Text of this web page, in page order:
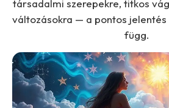
társadalmi szerepekre, titkos
változásokra — a pontos
függ.